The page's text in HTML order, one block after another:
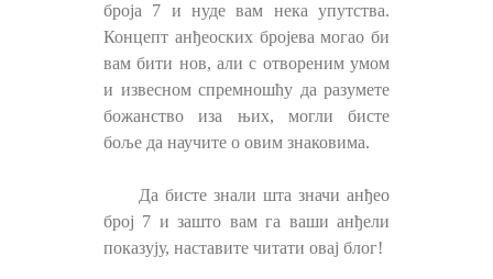
броја 7 и нуде вам нека упутства.
Концепт анђеоских бројева могао би
вам бити нов, али с отвореним умом
и извесном спремношћу да разумете
божанство иза њих, могли бисте
боље да научите о овим знаковима.
Да бисте знали шта значи анђео
број 7 и зашто вам га ваши анђели
показују, наставите читати овај блог!